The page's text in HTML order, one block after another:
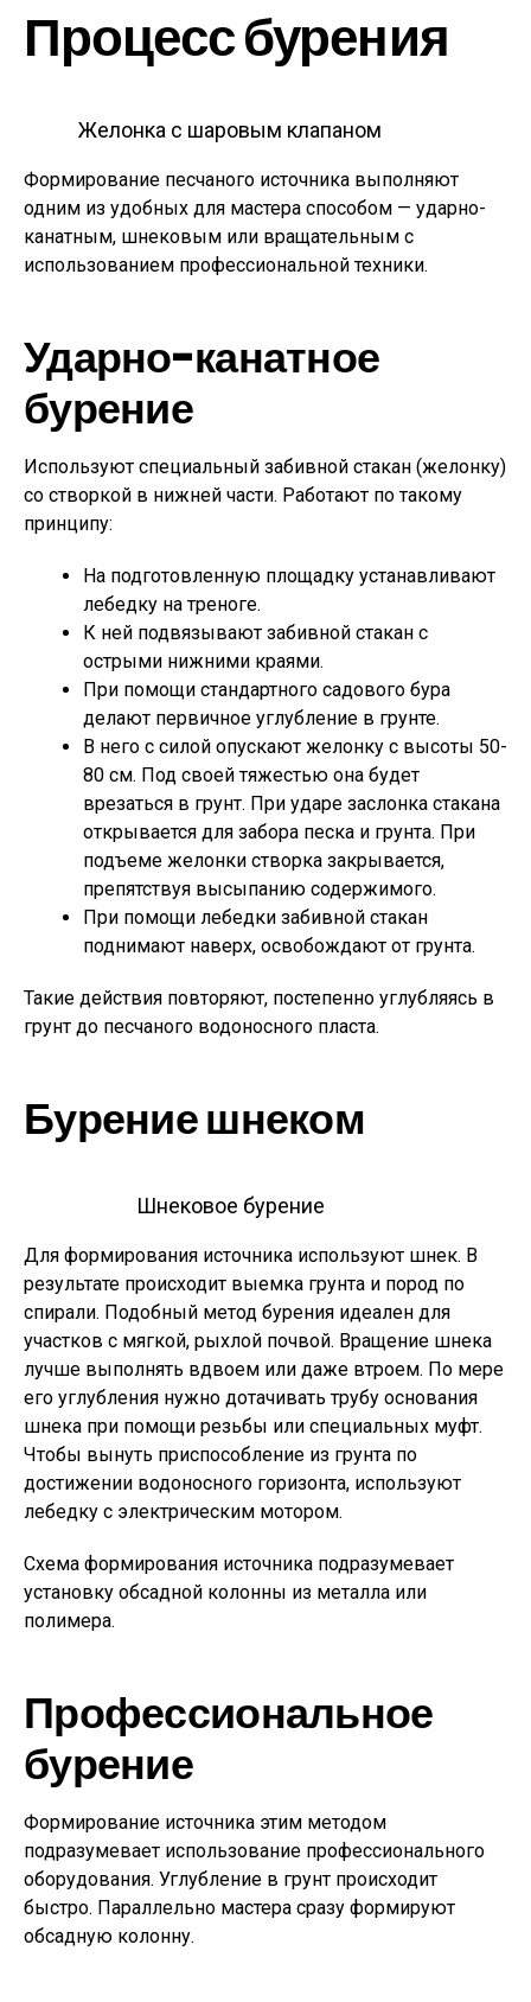
Процесс бурения
Желонка с шаровым клапаном
Формирование песчаного источника выполняют
одним из удобных для мастера способом — ударно-
канатным, шнековым или вращательным с
использованием профессиональной техники.
Ударно-канатное
бурение
Используют специальный забивной стакан (желонку)
со створкой в нижней части. Работают по такому
принципу:
На подготовленную площадку устанавливают
лебедку на треноге.
К ней подвязывают забивной стакан с
острыми нижними краями.
При помощи стандартного садового бура
делают первичное углубление в грунте.
В него с силой опускают желонку с высоты 50-
80 см. Под своей тяжестью она будет
врезаться в грунт. При ударе заслонка стакана
открывается для забора песка и грунта. При
подъеме желонки створка закрывается,
препятствуя высыпанию содержимого.
При помощи лебедки забивной стакан
поднимают наверх, освобождают от грунта.
Такие действия повторяют, постепенно углубляясь в
грунт до песчаного водоносного пласта.
Бурение шнеком
Шнековое бурение
Для формирования источника используют шнек. В
результате происходит выемка грунта и пород по
спирали. Подобный метод бурения идеален для
участков с мягкой, рыхлой почвой. Вращение шнека
лучше выполнять вдвоем или даже втроем. По мере
его углубления нужно дотачивать трубу основания
шнека при помощи резьбы или специальных муфт.
Чтобы вынуть приспособление из грунта по
достижении водоносного горизонта, используют
лебедку с электрическим мотором.
Схема формирования источника подразумевает
установку обсадной колонны из металла или
полимера.
Профессиональное
бурение
Формирование источника этим методом
подразумевает использование профессионального
оборудования. Углубление в грунт происходит
быстро. Параллельно мастера сразу формируют
обсадную колонну.